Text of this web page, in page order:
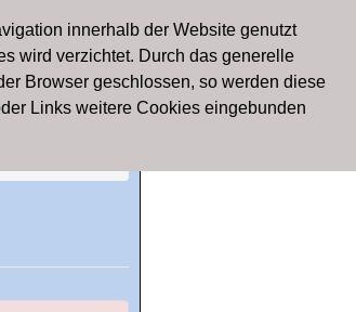
innerhalb der Website genutzt
wird verzichtet. Durch das generelle
Browser geschlossen, so werden diese
Links weitere Cookies eingebunden
Stärke Sim
Spieler-Pool Forum